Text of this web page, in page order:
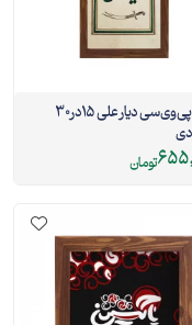
قاب پی‌وی‌سی دیار علی 15در30
تومان